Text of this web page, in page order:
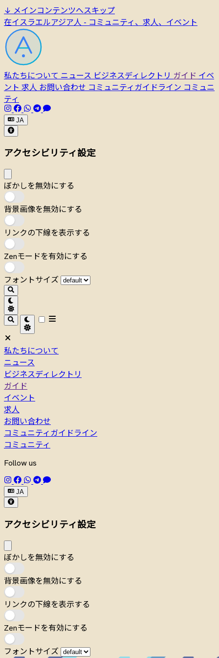
↓ メインコンテンツへスキップ
在イスラエルアジア人 - コミュニティ、求人、イベント
私たちについて ニュース ビジネスディレクトリ ガイド イベ
ント 求人 お問い合わせ コミュニティガイドライン コミュニ
ティ
JA
アクセシビリティ設定
ぼかしを無効にする
背景画像を無効にする
リンクの下線を表示する
Zenモードを有効にする
フォントサイズ
私たちについて
ニュース
ビジネスディレクトリ
ガイド
イベント
求人
お問い合わせ
コミュニティガイドライン
コミュニティ
Follow us
JA
アクセシビリティ設定
ぼかしを無効にする
背景画像を無効にする
リンクの下線を表示する
Zenモードを有効にする
フォントサイズ